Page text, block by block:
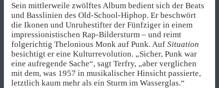
Sein mittlerweile zwölftes Album bedient sich der Beats
und Basslinien des Old-School-Hiphop. Er beschwört
die Ikonen und Unruhestifter der Fünfziger in einem
impressionistischen Rap-Bildersturm – und reimt
folgerichtig Thelonious Monk auf Punk. Auf Situation
besichtigt er eine Kulturrevolution. „Sicher, Punk war
eine aufregende Sache“, sagt Terfry, „aber verglichen
mit dem, was 1957 in musikalischer Hinsicht passierte,
letztlich kaum mehr als ein Sturm im Wasserglas.“